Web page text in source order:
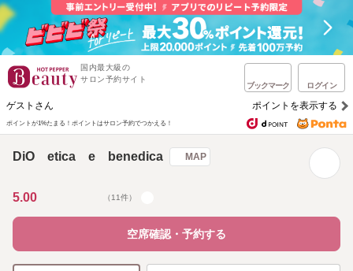
国内最大級の
サロン予約サイト
ブックマーク ログイン
ゲストさん ポイントを表示する
ポイントが1%たまる！ ポイントはサロン予約でつかえる！
DiO etica e benedica MAP
5.00 （11件）
空席確認・予約する